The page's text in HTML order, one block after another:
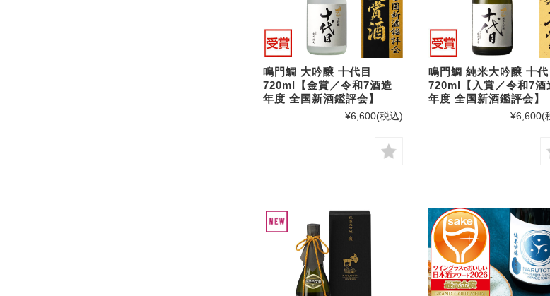
鳴門鯛 大吟醸 十代目
720ml【金賞／令和7酒造
年度 全国新酒鑑評会】
¥6,600(税込)
鳴門鯛 純米大吟醸 十代
720ml【入賞／令和7酒
年度 全国新酒鑑評会】
¥6,600(